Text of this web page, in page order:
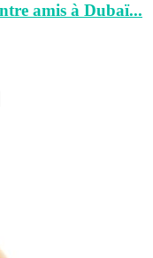
amis à Dubaï...